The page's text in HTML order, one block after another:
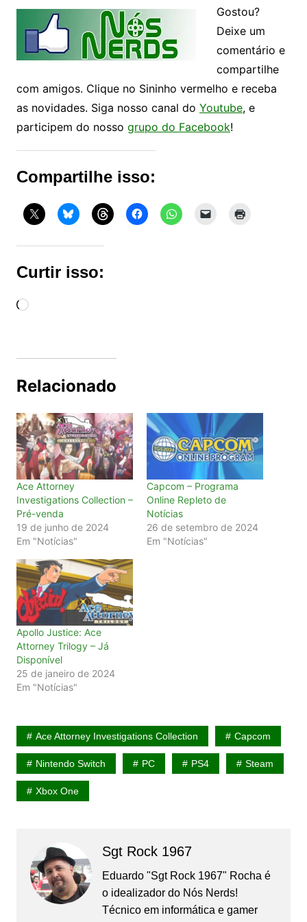
Gostou?
Deixe um
comentário e
compartilhe
com amigos. Clique no Sininho vermelho e receba
as novidades. Siga nosso canal do Youtube, e
participem do nosso grupo do Facebook!
Compartilhe isso:
Curtir isso:
Carregando...
Relacionado
Ace Attorney
Investigations Collection –
Pré-venda
19 de junho de 2024
Em "Notícias"
Capcom – Programa
Online Repleto de
Notícias
26 de setembro de 2024
Em "Notícias"
Apollo Justice: Ace
Attorney Trilogy – Já
Disponível
25 de janeiro de 2024
Em "Notícias"
Ace Attorney Investigations Collection Capcom
Nintendo Switch PC PS4 Steam
Xbox One
Sgt Rock 1967
Eduardo "Sgt Rock 1967" Rocha é
o idealizador do Nós Nerds!
Técnico em informática e gamer